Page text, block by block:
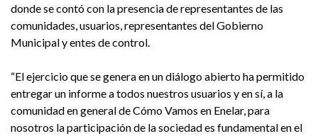
donde se contó con la presencia de representantes de las
comunidades, usuarios, representantes del Gobierno
Municipal y entes de control.
“El ejercicio que se genera en un diálogo abierto ha permitido
entregar un informe a todos nuestros usuarios y en sí, a la
comunidad en general de Cómo Vamos en Enelar, para
nosotros la participación de la sociedad es fundamental en el